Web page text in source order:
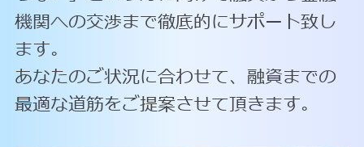
機関への交渉まで徹底的にサポート致し
ます。
あなたのご状況に合わせて、融資までの
最適な道筋をご提案させて頂きます。